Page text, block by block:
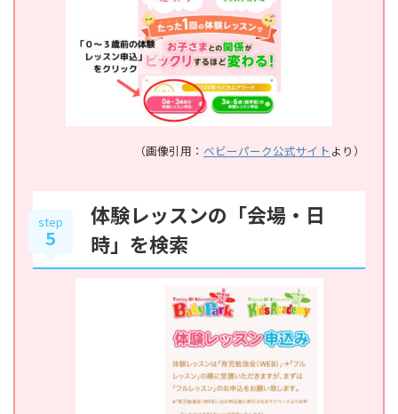
（画像引用： ベビーパーク公式サイト より）
step
5
体験レッスンの「会場・日
時」を検索